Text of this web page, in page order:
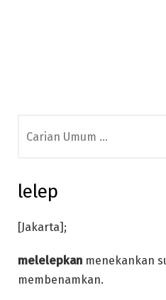
for:
lelep
[Jakarta];
melelepkan menekankan
membenamkan.